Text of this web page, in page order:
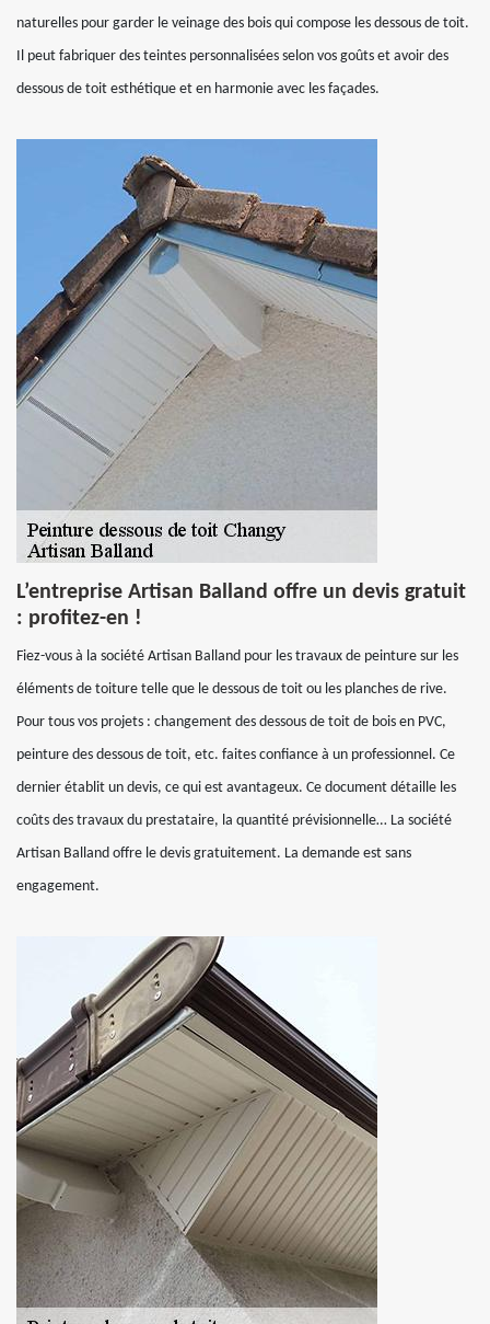
naturelles pour garder le veinage des bois qui compose les dessous de toit.
Il peut fabriquer des teintes personnalisées selon vos goûts et avoir des
dessous de toit esthétique et en harmonie avec les façades.
L’entreprise Artisan Balland offre un devis gratuit
: profitez-en !
Fiez-vous à la société Artisan Balland pour les travaux de peinture sur les
éléments de toiture telle que le dessous de toit ou les planches de rive.
Pour tous vos projets : changement des dessous de toit de bois en PVC,
peinture des dessous de toit, etc. faites confiance à un professionnel. Ce
dernier établit un devis, ce qui est avantageux. Ce document détaille les
coûts des travaux du prestataire, la quantité prévisionnelle… La société
Artisan Balland offre le devis gratuitement. La demande est sans
engagement.